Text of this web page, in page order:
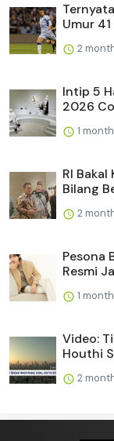
Umur
2
Intip 5
2026
1
RI
Bilang
2
Pesona
Resmi
1
Video:
Houthi
2